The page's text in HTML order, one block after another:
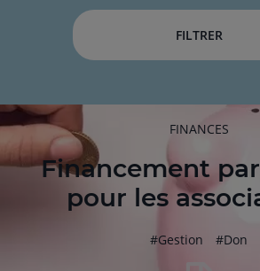
FILTRER
RUBRIQUE
L'ARTICLE
FINANCES
Financement
pour les
hashtag
#Gestion hashtag
#Don